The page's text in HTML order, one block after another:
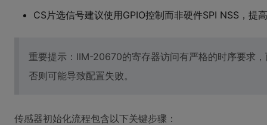
CS片选信号建议使用GPIO控制而非硬件SPI NSS，提
重要提示：IIM-20670的寄存器访问有严格的时序要求
否则可能导致配置失败。
传感器初始化流程包含以下关键步骤：